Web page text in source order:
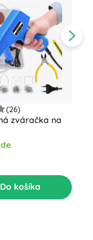
(26)
zváračka na
Do košíka